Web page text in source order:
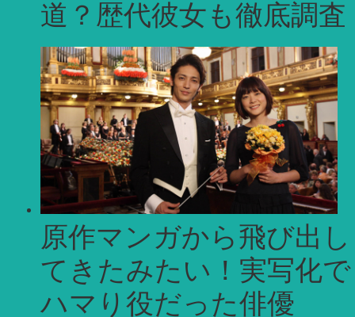
道？歴代彼女も徹底調査
原作マンガから飛び出し
てきたみたい！実写化で
ハマり役だった俳優